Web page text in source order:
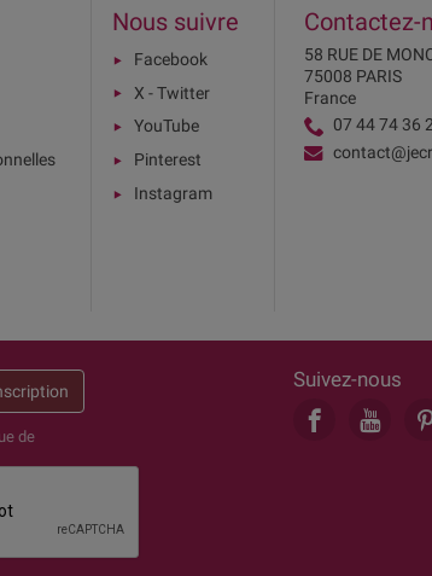
Nous suivre
Facebook
X - Twitter
YouTube
Pinterest
Instagram
Contactez-
58 RUE DE
75008 PARIS
France
07 44 74 36
de
Suivez-nous